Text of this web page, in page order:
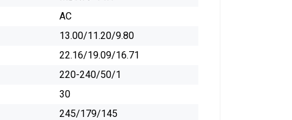
AC
13.00/11.20/9.80
22.16/19.09/16.71
220-240/50/1
30
245/179/145